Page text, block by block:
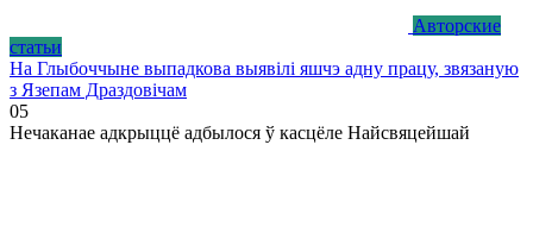
Авторские
статьи
На Глыбоччыне выпадкова выявілі яшчэ адну працу, звязаную
з Язепам Драздовічам
05
Нечаканае адкрыццё адбылося ў касцёле Найсвяцейшай